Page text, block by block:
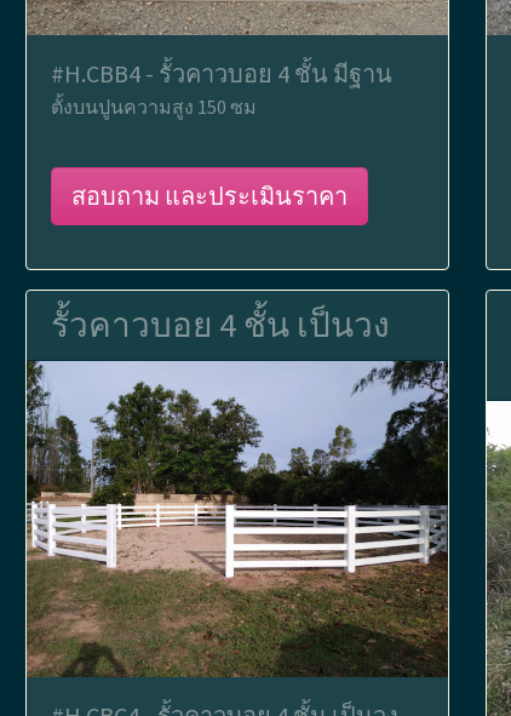
#H.CBB4 - รั้วคาวบอย 4 ชั้น มีฐาน
ตั้งบนปูนความสูง 150 ซม
สอบถาม และประเมินราคา
รั้วคาวบอย 4 ชั้น เป็นวง